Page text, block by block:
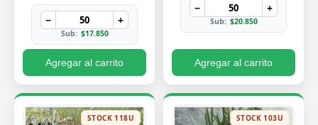
− +
Sub: $17.850
Agregar al carrito
− +
Sub: $20.850
Agregar al carrito
STOCK 118U STOCK 103U